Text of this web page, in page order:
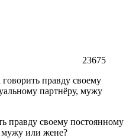
23675
правду своему постоянному
мужу или жене?